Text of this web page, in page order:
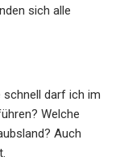
sich alle
schnell darf ich im
Welche
Auch